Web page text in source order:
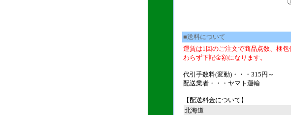
■送料について
運賃は1回のご注文で商品点数、梱包
わらず下記金額になります。
代引手数料(変動)・・・315円～
配送業者・・・ヤマト運輸
【配送料金について】
北海道